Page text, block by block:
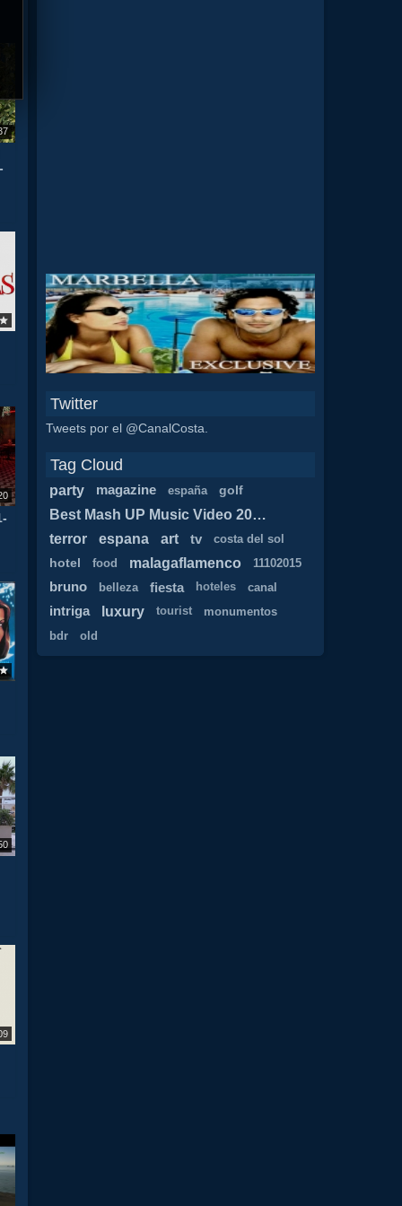
Twitter
Tweets por el @CanalCosta.
Tag Cloud
party magazine españa golf
Best Mash UP Music Video 2017 1
terror
espana art tv costa del sol
hotel food malagaflamenco 11102015
bruno belleza fiesta hoteles canal
intriga luxury tourist
monumentos
bdr
old